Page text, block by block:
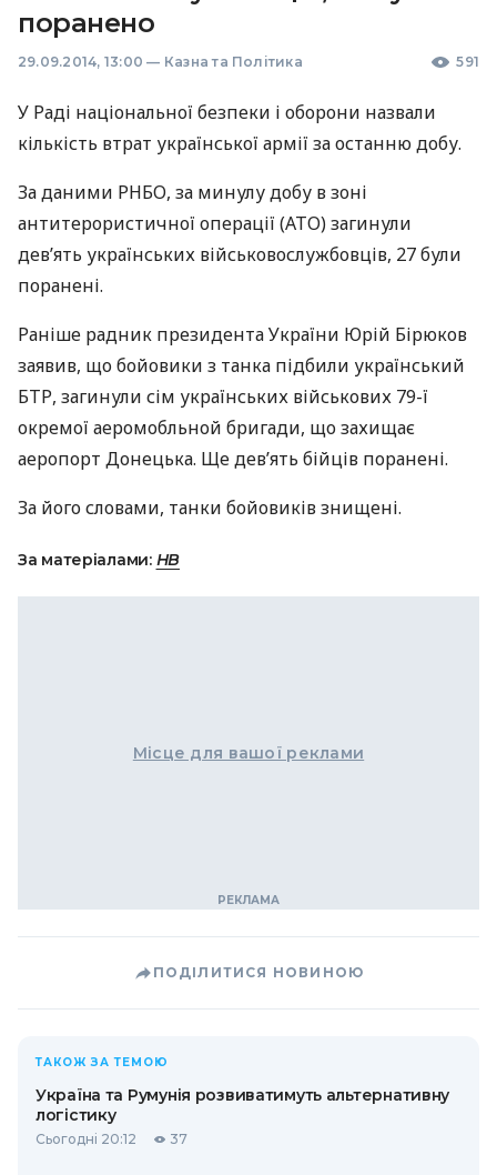
поранено
29.09.2014, 13:00 — Казна та Політика 591
У Раді національної безпеки і оборони назвали
кількість втрат української армії за останню добу.
За даними РНБО, за минулу добу в зоні
антитерористичної операції (АТО) загинули
дев’ять українських військовослужбовців, 27 були
поранені.
Раніше радник президента України Юрій Бірюков
заявив, що бойовики з танка підбили український
БТР, загинули сім українських військових 79-ї
окремої аеромобльной бригади, що захищає
аеропорт Донецька. Ще дев’ять бійців поранені.
За його словами, танки бойовиків знищені.
За матеріалами: НВ
Місце для вашої реклами
ПОДІЛИТИСЯ НОВИНОЮ
ТАКОЖ ЗА ТЕМОЮ
Україна та Румунія розвиватимуть альтернативну
логістику
Сьогодні 20:12 37